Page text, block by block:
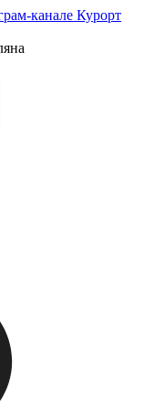
канале Курорт